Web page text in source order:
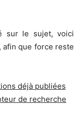
sur le sujet, voici
afin que force reste
déjà publiées
de recherche